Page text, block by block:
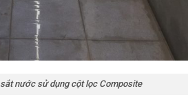
dụng cột lọc Composite